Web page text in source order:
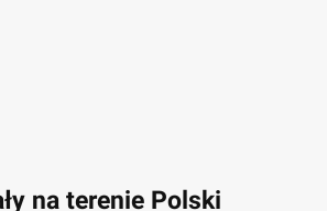
na terenie Polski